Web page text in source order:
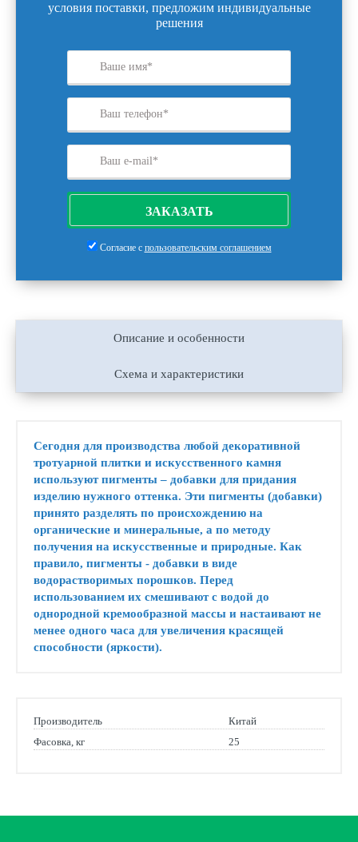
условия поставки, предложим индивидуальные
решения
ЗАКАЗАТЬ
Согласие с пользовательским соглашением
Описание и особенности
Схема и характеристики
Сегодня для производства любой декоративной
тротуарной плитки и искусственного камня
используют пигменты – добавки для придания
изделию нужного оттенка. Эти пигменты (добавки)
принято разделять по происхождению на
органические и минеральные, а по методу
получения на искусственные и природные. Как
правило, пигменты - добавки в виде
водорастворимых порошков. Перед
использованием их смешивают с водой до
однородной кремообразной массы и настаивают не
менее одного часа для увеличения красящей
способности (яркости).
Производитель
Китай
Фасовка, кг
25